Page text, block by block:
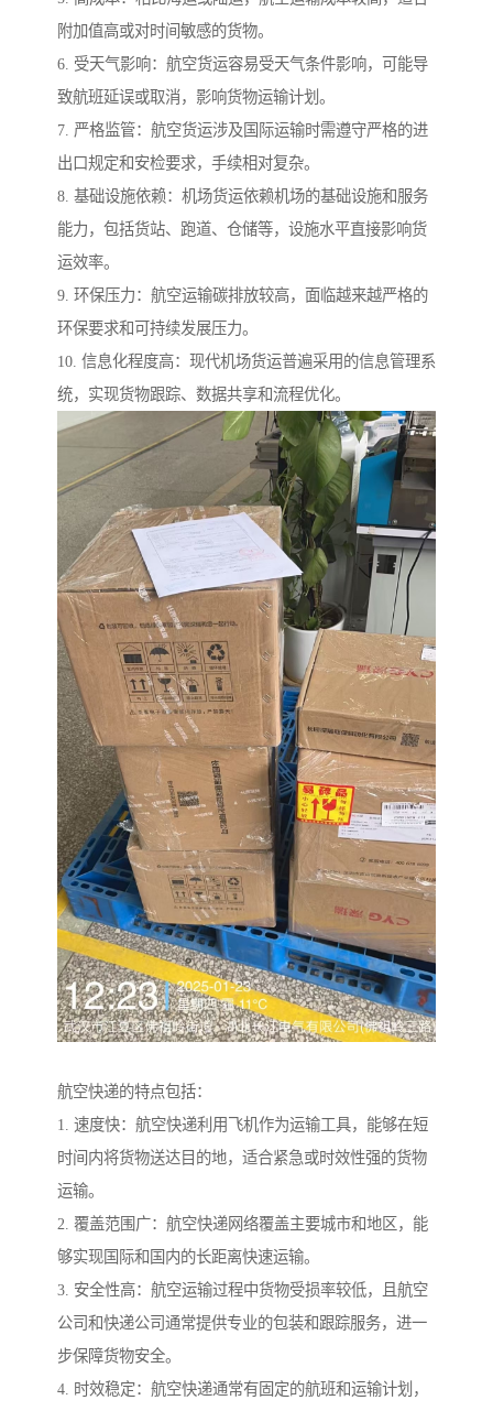
附加值高或对时间敏感的货物。
6. 受天气影响：航空货运容易受天气条件影响，可能导
致航班延误或取消，影响货物运输计划。
7. 严格监管：航空货运涉及国际运输时需遵守严格的进
出口规定和安检要求，手续相对复杂。
8. 基础设施依赖：机场货运依赖机场的基础设施和服务
能力，包括货站、跑道、仓储等，设施水平直接影响货
运效率。
9. 环保压力：航空运输碳排放较高，面临越来越严格的
环保要求和可持续发展压力。
10. 信息化程度高：现代机场货运普遍采用的信息管理系
统，实现货物跟踪、数据共享和流程优化。
航空快递的特点包括：
1. 速度快：航空快递利用飞机作为运输工具，能够在短
时间内将货物送达目的地，适合紧急或时效性强的货物
运输。
2. 覆盖范围广：航空快递网络覆盖主要城市和地区，能
够实现国际和国内的长距离快速运输。
3. 安全性高：航空运输过程中货物受损率较低，且航空
公司和快递公司通常提供专业的包装和跟踪服务，进一
步保障货物安全。
4. 时效稳定：航空快递通常有固定的航班和运输计划，